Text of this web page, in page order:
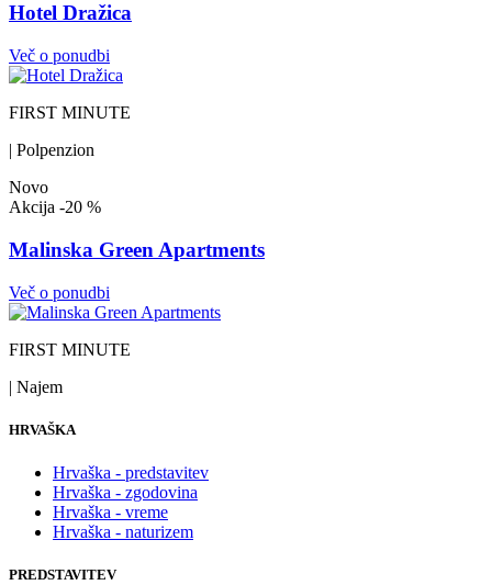
Hotel Dražica
Več o ponudbi
FIRST MINUTE
| Polpenzion
Novo
Akcija -20 %
Malinska Green Apartments
Več o ponudbi
FIRST MINUTE
| Najem
HRVAŠKA
Hrvaška - predstavitev
Hrvaška - zgodovina
Hrvaška - vreme
Hrvaška - naturizem
PREDSTAVITEV